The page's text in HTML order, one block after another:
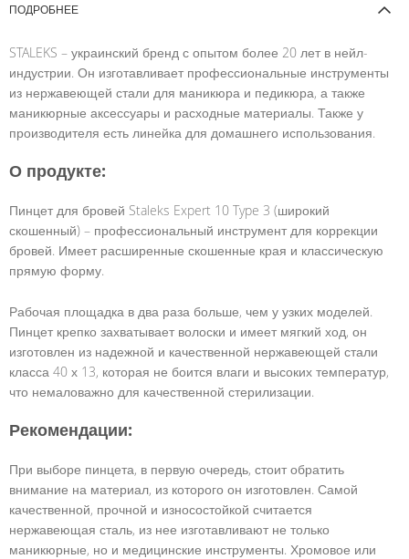
ПОДРОБНЕЕ
STALEKS – украинский бренд с опытом более 20 лет в нейл-
индустрии. Он изготавливает профессиональные инструменты
из нержавеющей стали для маникюра и педикюра, а также
маникюрные аксессуары и расходные материалы. Также у
производителя есть линейка для домашнего использования.
О продукте:
Пинцет для бровей Staleks Expert 10 Type 3 (широкий
скошенный) – профессиональный инструмент для коррекции
бровей. Имеет расширенные скошенные края и классическую
прямую форму.
Рабочая площадка в два раза больше, чем у узких моделей.
Пинцет крепко захватывает волоски и имеет мягкий ход, он
изготовлен из надежной и качественной нержавеющей стали
класса 40 х 13, которая не боится влаги и высоких температур,
что немаловажно для качественной стерилизации.
Рекомендации:
При выборе пинцета, в первую очередь, стоит обратить
внимание на материал, из которого он изготовлен. Самой
качественной, прочной и износостойкой считается
нержавеющая сталь, из нее изготавливают не только
маникюрные, но и медицинские инструменты. Хромовое или